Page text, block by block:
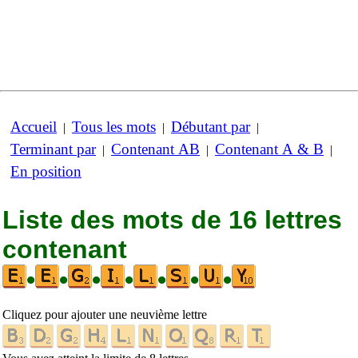
Accueil | Tous les mots | Débutant par|
Terminant par| Contenant AB | Contenant A & B |
En position
Liste des mots de 16 lettres
contenant
•
• • • • • •
Cliquez pour ajouter une neuvième lettre